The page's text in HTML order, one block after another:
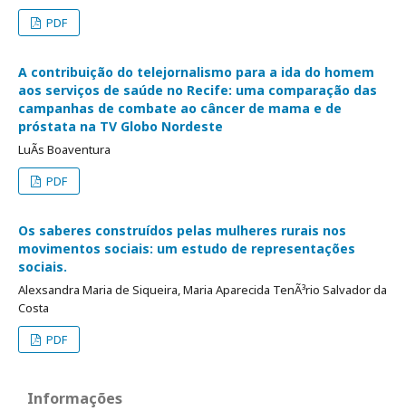
PDF
A contribuição do telejornalismo para a ida do homem
aos serviços de saúde no Recife: uma comparação das
campanhas de combate ao câncer de mama e de
próstata na TV Globo Nordeste
LuÃ­s Boaventura
PDF
Os saberes construídos pelas mulheres rurais nos
movimentos sociais: um estudo de representações
sociais.
Alexsandra Maria de Siqueira, Maria Aparecida TenÃ³rio Salvador da
Costa
PDF
Informações